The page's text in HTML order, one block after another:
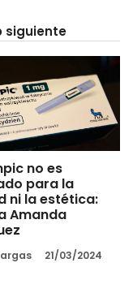
siguiente
no es
para la
ni la estética:
Amanda
21/03/2024